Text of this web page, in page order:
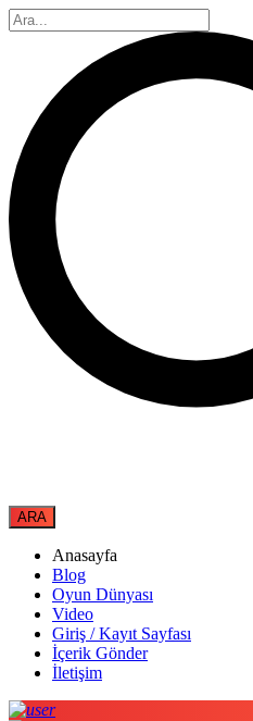
Anasayfa
Blog
Oyun Dünyası
Video
Giriş / Kayıt Sayfası
İçerik Gönder
İletişim